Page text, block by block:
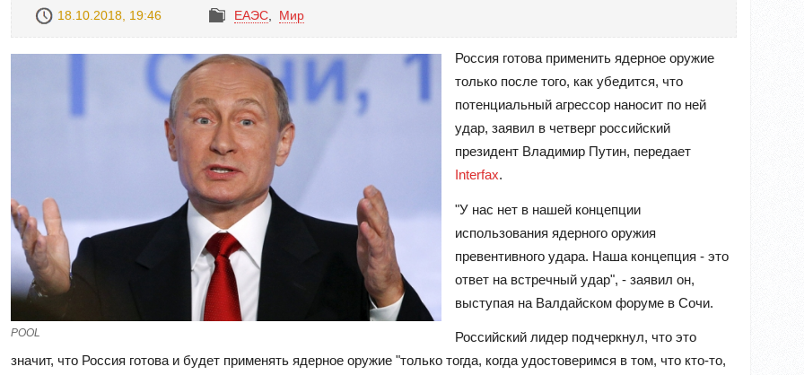
18.10.2018, 19:46 ЕАЭС Mир
POOL
Россия готова применить ядерное оружие
только после того, как убедится, что
потенциальный агрессор наносит по ней
удар, заявил в четверг российский
президент Владимир Путин, передает
Interfax.
"У нас нет в нашей концепции
использования ядерного оружия
превентивного удара. Наша концепция - это
ответ на встречный удар", - заявил он,
выступая на Валдайском форуме в Сочи.
Российский лидер подчеркнул, что это
значит, что Россия готова и будет применять ядерное оружие "только тогда, когда удостоверимся в том, что кто-то,